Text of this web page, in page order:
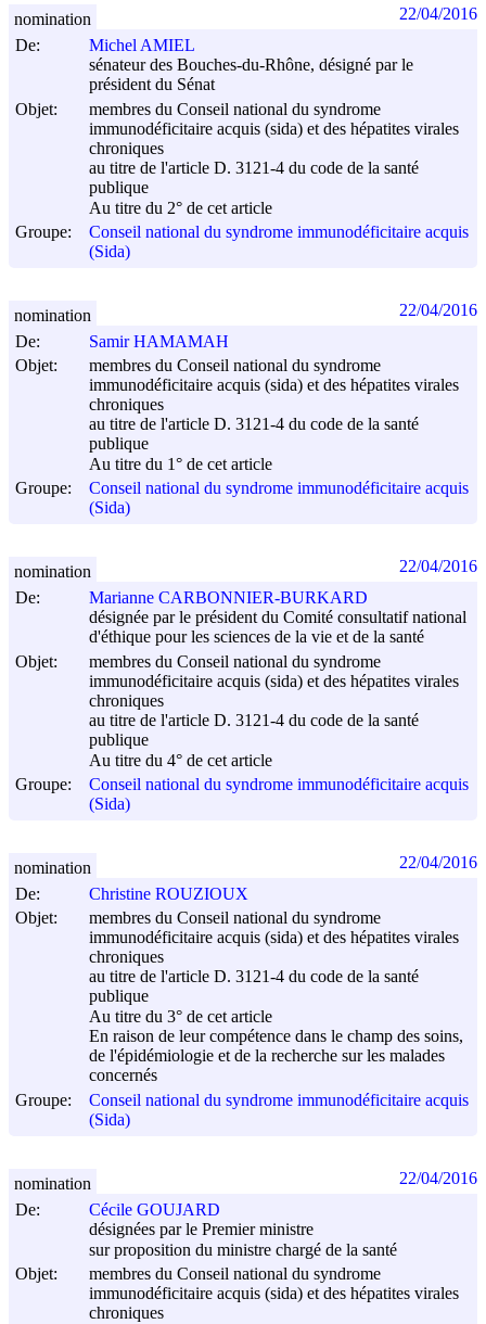
De:
Michel AMIEL
sénateur des Bouches-du-Rhône, désigné par le
président du Sénat
Objet:
membres du Conseil national du syndrome
immunodéficitaire acquis (sida) et des hépatites virales
chroniques
au titre de l'article D. 3121-4 du code de la santé
publique
Au titre du 2° de cet article
Groupe:
Conseil national du syndrome immunodéficitaire acquis
(Sida)
nomination 22/04/2016
De:
Samir HAMAMAH
Objet:
membres du Conseil national du syndrome
immunodéficitaire acquis (sida) et des hépatites virales
chroniques
au titre de l'article D. 3121-4 du code de la santé
publique
Au titre du 1° de cet article
Groupe:
Conseil national du syndrome immunodéficitaire acquis
(Sida)
nomination 22/04/2016
De:
Marianne CARBONNIER-BURKARD
désignée par le président du Comité consultatif national
d'éthique pour les sciences de la vie et de la santé
Objet:
membres du Conseil national du syndrome
immunodéficitaire acquis (sida) et des hépatites virales
chroniques
au titre de l'article D. 3121-4 du code de la santé
publique
Au titre du 4° de cet article
Groupe:
Conseil national du syndrome immunodéficitaire acquis
(Sida)
nomination 22/04/2016
De:
Christine ROUZIOUX
Objet:
membres du Conseil national du syndrome
immunodéficitaire acquis (sida) et des hépatites virales
chroniques
au titre de l'article D. 3121-4 du code de la santé
publique
Au titre du 3° de cet article
En raison de leur compétence dans le champ des soins,
de l'épidémiologie et de la recherche sur les malades
concernés
Groupe:
Conseil national du syndrome immunodéficitaire acquis
(Sida)
nomination 22/04/2016
De:
Cécile GOUJARD
désignées par le Premier ministre
sur proposition du ministre chargé de la santé
Objet:
membres du Conseil national du syndrome
immunodéficitaire acquis (sida) et des hépatites virales
chroniques
nomination 22/04/2016